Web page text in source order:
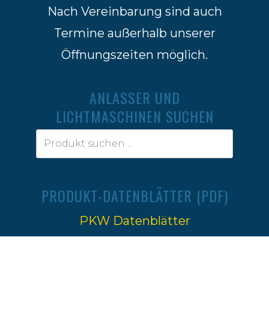
Nach Vereinbarung sind auch
Termine außerhalb unserer
Öffnungszeiten möglich.
ANLASSER UND
LICHTMASCHINEN SUCHEN
PRODUKT-DATENBLÄTTER (PDF)
PKW Datenblätter